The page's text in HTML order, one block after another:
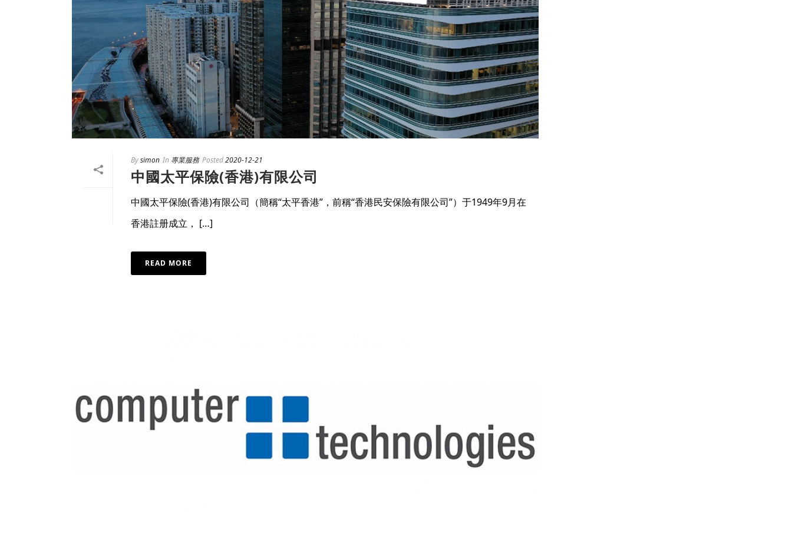
Bysimon In專業服務 Posted2020-12-21
中國太平保險(香港)有限公司
中國太平保險(香港)有限公司（簡稱“太平香港”，前稱“香港民安保險有限公司”）于1949年9月在
香港註册成立， […]
READ MORE